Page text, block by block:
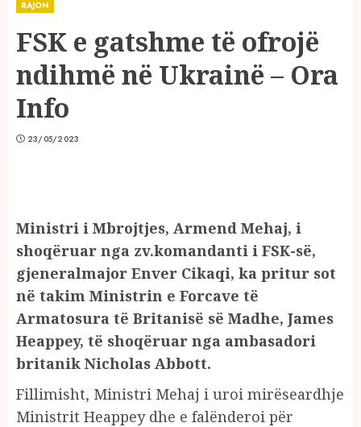
RAJON
FSK e gatshme të ofrojë
ndihmë në Ukrainë – Ora
Info
23/05/2023
Ministri i Mbrojtjes, Armend Mehaj, i
shoqëruar nga zv.komandanti i FSK-së,
gjeneralmajor Enver Cikaqi, ka pritur sot
në takim Ministrin e Forcave të
Armatosura të Britanisë së Madhe, James
Heappey, të shoqëruar nga ambasadori
britanik Nicholas Abbott.
Fillimisht, Ministri Mehaj i uroi mirëseardhje
Ministrit Heappey dhe e falënderoi për